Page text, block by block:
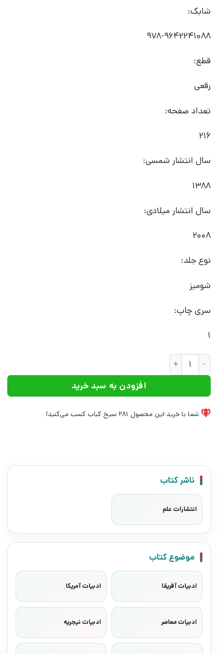
شابک:
978-9642241088
قطع:
رقعی
تعداد صفحه:
216
سال انتشار شمسی:
1388
سال انتشار میلادی:
2008
نوع جلد:
شومیز
سری چاپ:
1
کتاب چیزی که دور گردنت حلقه می زند | انتشارات علم عدد
افزودن به سبد خرید
شما با خرید این محصول 281 سیخ کباب کسب می‌کنید!
ناشر کتاب
انتشارات علم
موضوع کتاب
ادبیات آفریقا ادبیات آمریکا
ادبیات معاصر ادبیات نیجریه